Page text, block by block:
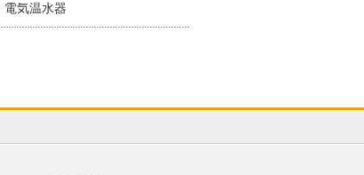
電気温水器